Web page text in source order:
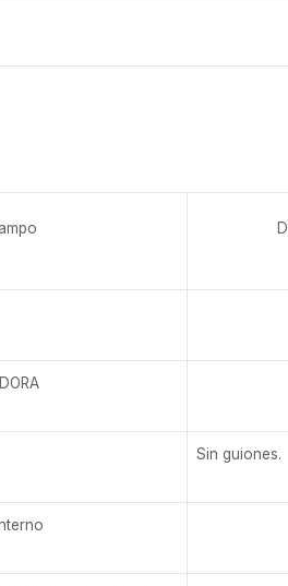
Sin guiones.